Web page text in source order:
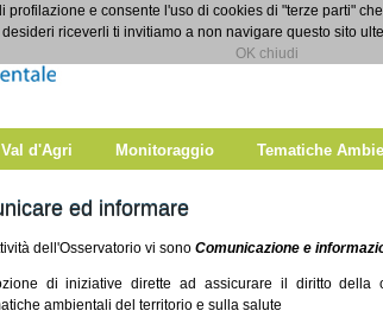
d'Agri Monitoraggio Tematiche
ed informare
dell'Osservatorio vi sono Comunicazione e
di iniziative dirette ad assicurare il diritto della
ambientali del territorio e sulla salute
profilazione e consente l'uso di cookies di "terze parti"
riceverli ti invitiamo a non navigare questo sito
OK chiudi